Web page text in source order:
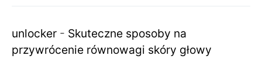
unlocker - Skuteczne sposoby na
przywrócenie równowagi skóry głowy